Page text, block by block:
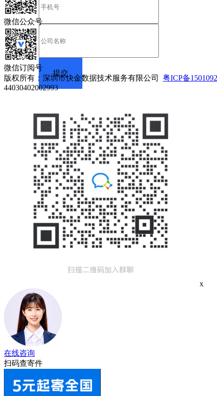
微信公众号
微信订阅号
版权所有：深圳市快金数据技术服务有限公司 粤ICP备
44030402002993
x
在线咨询
扫码查寄件